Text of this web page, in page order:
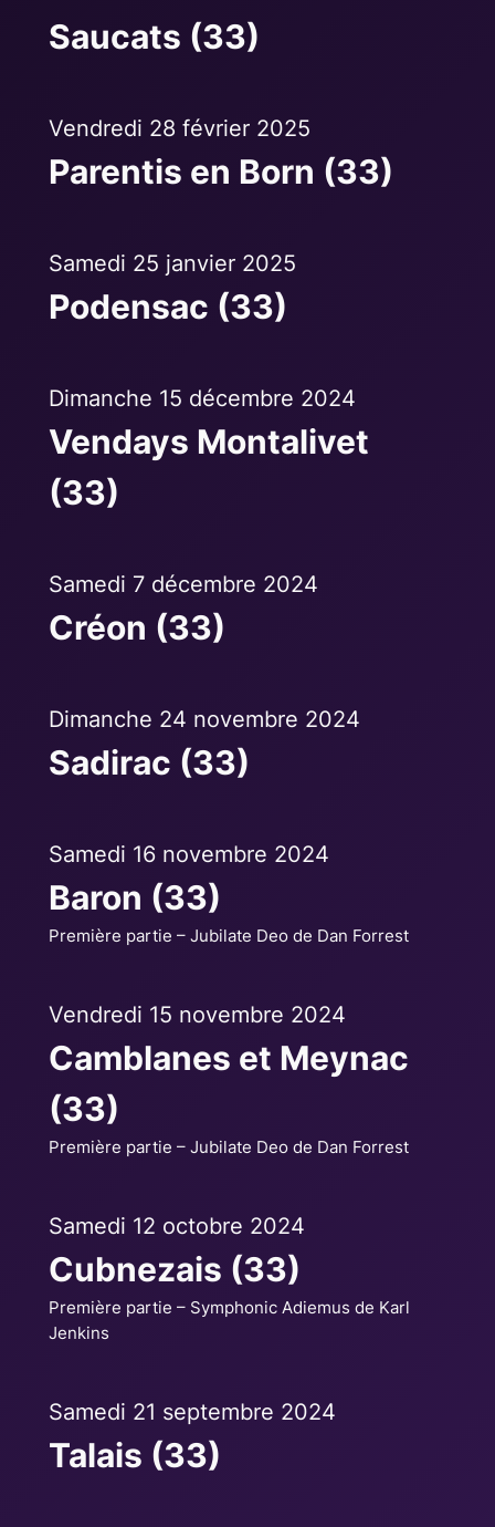
Saucats (33)
Vendredi 28 février 2025
Parentis en Born (33)
Samedi 25 janvier 2025
Podensac (33)
Dimanche 15 décembre 2024
Vendays Montalivet
(33)
Samedi 7 décembre 2024
Créon (33)
Dimanche 24 novembre 2024
Sadirac (33)
Samedi 16 novembre 2024
Baron (33)
Première partie – Jubilate Deo de Dan Forrest
Vendredi 15 novembre 2024
Camblanes et Meynac
(33)
Première partie – Jubilate Deo de Dan Forrest
Samedi 12 octobre 2024
Cubnezais (33)
Première partie – Symphonic Adiemus de Karl
Jenkins
Samedi 21 septembre 2024
Talais (33)